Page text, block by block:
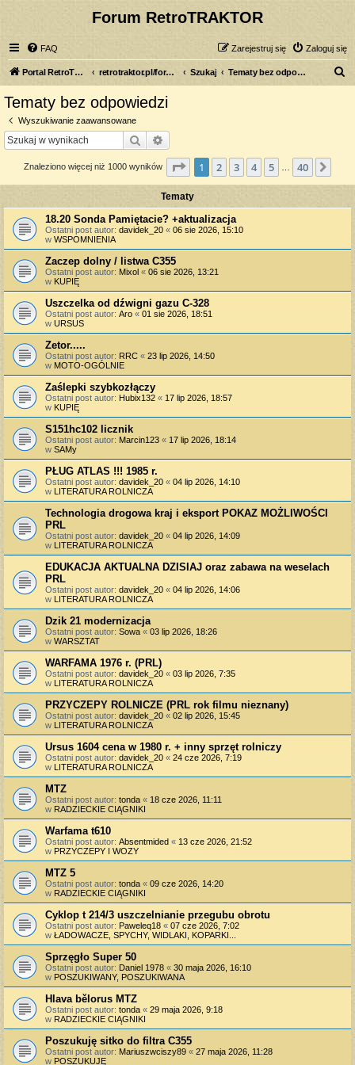
Forum RetroTRAKTOR
FAQ Zaloguj się
Zarejestruj się
Portal RetroTRAKTOR.pl retrotraktor.pl/forum Szukaj Tematy bez odpowiedzi
Tematy bez odpowiedzi
Wyszukiwanie zaawansowane
Szukaj
Znaleziono więcej niż 1000 wyników Strona z40
1 2 3 4 5 40
Tematy
18.20 Sonda Pamiętacie? +aktualizacja
Ostatni post autor: davidek_20 « 06 sie 2026, 15:10
w WSPOMNIENIA
Zaczep dolny / listwa C355
Ostatni post autor: Mixol « 06 sie 2026, 13:21
w KUPIĘ
Uszczelka od dźwigni gazu C-328
Ostatni post autor: Aro « 01 sie 2026, 18:51
w URSUS
Zetor.....
Ostatni post autor: RRC « 23 lip 2026, 14:50
w MOTO-OGÓLNIE
Zaślepki szybkozłączy
Ostatni post autor: Hubix132 « 17 lip 2026, 18:57
w KUPIĘ
S151hc102 licznik
Ostatni post autor: Marcin123 « 17 lip 2026, 18:14
w SAMy
PŁUG ATLAS !!! 1985 r.
Ostatni post autor: davidek_20 « 04 lip 2026, 14:10
w LITERATURA ROLNICZA
Technologia drogowa kraj i eksport POKAZ MOŻLIWOŚCI
PRL
Ostatni post autor: davidek_20 « 04 lip 2026, 14:09
w LITERATURA ROLNICZA
EDUKACJA AKTUALNA DZISIAJ oraz zabawa na weselach
PRL
Ostatni post autor: davidek_20 « 04 lip 2026, 14:06
w LITERATURA ROLNICZA
Dzik 21 modernizacja
Ostatni post autor: Sowa « 03 lip 2026, 18:26
w WARSZTAT
WARFAMA 1976 r. (PRL)
Ostatni post autor: davidek_20 « 03 lip 2026, 7:35
w LITERATURA ROLNICZA
PRZYCZEPY ROLNICZE (PRL rok filmu nieznany)
Ostatni post autor: davidek_20 « 02 lip 2026, 15:45
w LITERATURA ROLNICZA
Ursus 1604 cena w 1980 r. + inny sprzęt rolniczy
Ostatni post autor: davidek_20 « 24 cze 2026, 7:19
w LITERATURA ROLNICZA
MTZ
Ostatni post autor: tonda « 18 cze 2026, 11:11
w RADZIECKIE CIĄGNIKI
Warfama t610
Ostatni post autor: Absentmided « 13 cze 2026, 21:52
w PRZYCZEPY I WOZY
MTZ 5
Ostatni post autor: tonda « 09 cze 2026, 14:20
w RADZIECKIE CIĄGNIKI
Cyklop t 214/3 uszczelnianie przegubu obrotu
Ostatni post autor: Paweleq18 « 07 cze 2026, 7:02
w ŁADOWACZE, SPYCHY, WIDLAKI, KOPARKI...
Sprzęgło Super 50
Ostatni post autor: Daniel 1978 « 30 maja 2026, 16:10
w POSZUKIWANY, POSZUKIWANA
Hlava bělorus MTZ
Ostatni post autor: tonda « 29 maja 2026, 9:18
w RADZIECKIE CIĄGNIKI
Poszukuję sitko do filtra C355
Ostatni post autor: Mariuszwciszy89 « 27 maja 2026, 11:28
w POSZUKUJĘ